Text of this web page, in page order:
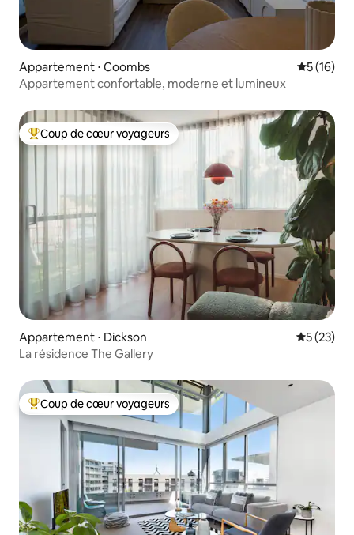
Appartement ⋅ Coombs
5 (16)
Appartement confortable, moderne et lumineux
Coups de cœur voyageurs les plus appréciés
Coup de cœur voyageurs
Appartement ⋅ Dickson
5 (23)
La résidence The Gallery
Coups de cœur voyageurs les plus appréciés
Coup de cœur voyageurs